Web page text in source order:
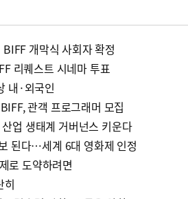
BIFF 개막식 사회자 확정
리퀘스트 시네마 투표
내·외국인
관객 프로그래머 모집
업 생태계 거버넌스 키운다
된다…세계 6대 영화제 인정
로 도약하려면
히